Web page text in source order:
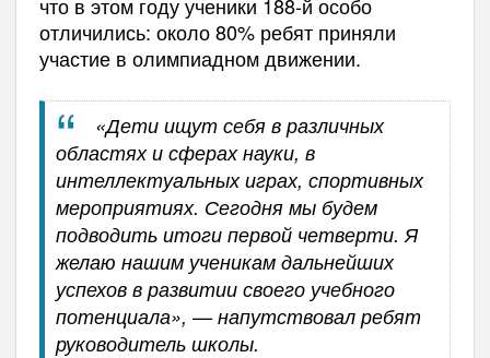
отличились: около 80% ребят приняли
участие в олимпиадном движении.
«Дети ищут себя в различных
областях и сферах науки, в
интеллектуальных играх, спортивных
мероприятиях. Сегодня мы будем
подводить итоги первой четверти. Я
желаю нашим ученикам дальнейших
успехов в развитии своего учебного
потенциала», — напутствовал ребят
руководитель школы.